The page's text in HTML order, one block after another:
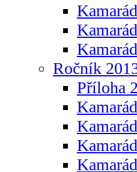
Ročník
Příloha